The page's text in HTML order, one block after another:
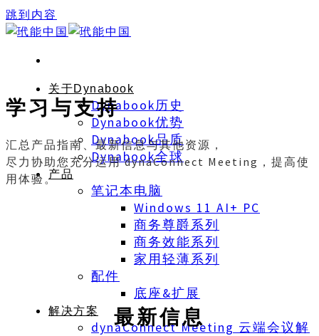
跳到内容
关于Dynabook
Dynabook历史
Dynabook优势
Dynabook品质
Dynabook全球
产品
笔记本电脑
Windows 11 AI+ PC
商务尊爵系列
商务效能系列
家用轻薄系列
配件
底座&扩展
解决方案
dynaConnect Meeting 云端会议解
学习与支持
汇总产品指南、最新信息与其他资源，
尽力协助您充分运用 dynaConnect Meeting，提高使
用体验。
最新信息